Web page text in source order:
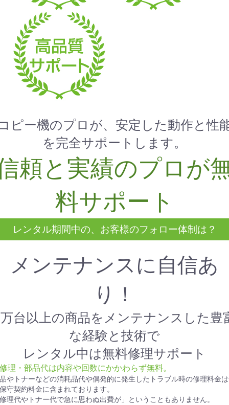
お買い物を続ける
ピー機のプロが、安定した動作と性
を完全サポートします。
頼と実績のプロが
料サポート
レンタル期間中の、お客様のフォロー体制は？
メンテナンスに自信あ
り！
台以上の商品をメンテナンスした豊
な経験と技術で
レンタル中は無料修理サポート
理・部品代は内容や回数にかかわらず無料。
やトナーなどの消耗品代や偶発的に発生したトラブル時の修理料金
守契約料金に含まれております。
理代やトナー代で急に思わぬ出費が」ということもありません。